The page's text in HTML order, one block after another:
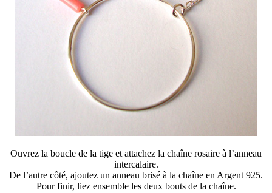
Ouvrez la boucle de la tige et attachez la chaîne rosaire à l’anneau
intercalaire.
De l’autre côté, ajoutez un anneau brisé à la chaîne en Argent 925.
Pour finir, liez ensemble les deux bouts de la chaîne.